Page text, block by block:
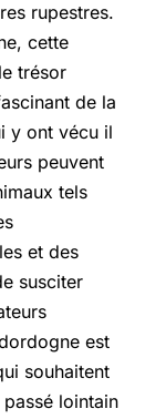
rupestres.
cette
trésor
de la
y ont vécu il
peuvent
tels
et des
susciter
est
souhaitent
lointain